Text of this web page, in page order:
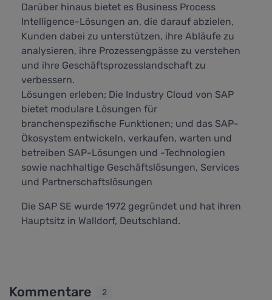
Darüber hinaus bietet es Business Process
Intelligence-Lösungen an, die darauf abzielen,
Kunden dabei zu unterstützen, ihre Abläufe zu
analysieren, ihre Prozessengpässe zu verstehen
und ihre Geschäftsprozesslandschaft zu
verbessern.
Lösungen erleben; Die Industry Cloud von SAP
bietet modulare Lösungen für
branchenspezifische Funktionen; und das SAP-
Ökosystem entwickeln, verkaufen, warten und
betreiben SAP-Lösungen und -Technologien
sowie nachhaltige Geschäftslösungen, Services
und Partnerschaftslösungen
Die SAP SE wurde 1972 gegründet und hat ihren
Hauptsitz in Walldorf, Deutschland.
Kommentare 2